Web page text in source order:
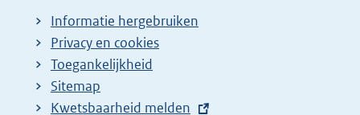
Informatie hergebruiken
Privacy en cookies
Toegankelijkheid
Sitemap
E
Kwetsbaarheid melden